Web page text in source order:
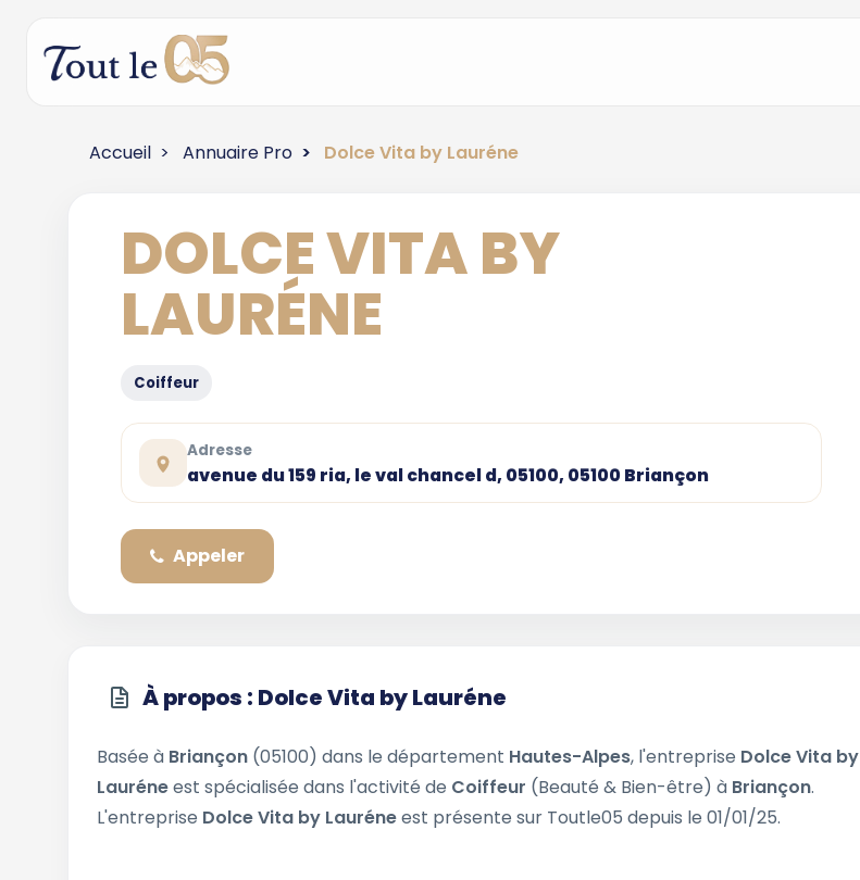
Accueil Annuaire Pro Dolce Vita by Lauréne
DOLCE VITA BY
LAURÉNE
Coiffeur
Adresse
avenue du 159 ria, le val chancel d, 05100, 05100 Briançon
Appeler
À propos : Dolce Vita by Lauréne
Basée à Briançon (05100) dans le département Hautes-Alpes, l'entreprise Dolce Vita by
Lauréneest spécialisée dans l'activité de Coiffeur (Beauté & Bien-être) à Briançon.
L'entreprise Dolce Vita by Lauréneest présente sur Toutle05 depuis le 01/01/25.